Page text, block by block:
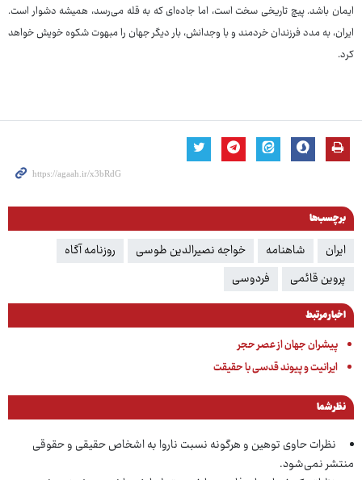
ایمان باشد. پیچ تاریخی سخت است، اما جاده‌ای که به قله می‌رسد، همیشه دشوار است.
ایران، به مدد فرزندان خردمند و با وجدانش، بار دیگر جهان را مبهوت شکوه خویش خواهد
کرد.
برچسب‌ها
ایران شاهنامه خواجه نصیرالدین طوسی
روزنامه آگاه
پروین قائمی
فردوسی
اخبار مرتبط
پیشران جهان از عصر حجر
ایرانیت و پیوند قدسی با حقیقت
نظر شما
نظرات حاوی توهین و هرگونه نسبت ناروا به اشخاص حقیقی و حقوقی
منتشر نمی‌شود.